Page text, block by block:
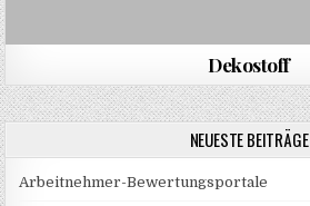
Dekostoff
NEUESTE BEITRÄGE
Arbeitnehmer-Bewertungsportale